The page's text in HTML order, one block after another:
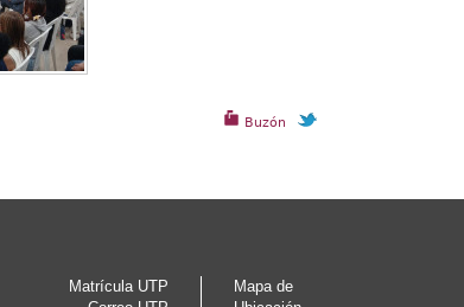
Buzón
Matrícula UTP
Mapa de